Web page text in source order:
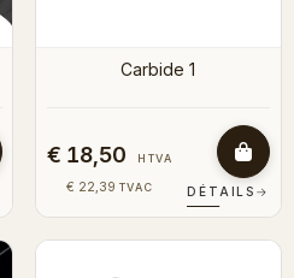
Carbide 1
€ 18,50 HTVA
€ 22,39 TVAC DÉTAILS →